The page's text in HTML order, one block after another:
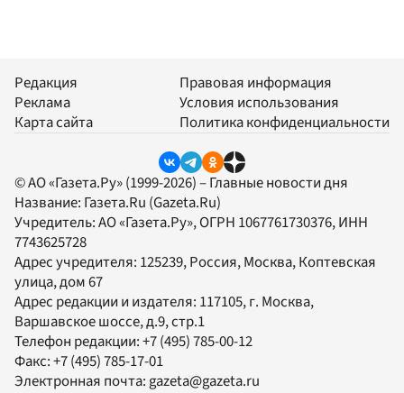
Редакция
Реклама
Карта сайта
Правовая информация
Условия использования
Политика конфиденциальности
© АО «Газета.Ру» (1999-2026) – Главные новости дня
Название: Газета.Ru (Gazeta.Ru)
Учредитель:АО «Газета.Ру», ОГРН 1067761730376, ИНН
7743625728
Адрес учредителя: 125239, Россия, Москва, Коптевская
улица, дом 67
Адрес редакции и издателя: 117105, г. Москва,
Варшавское шоссе, д.9, стр.1
Телефон редакции:+7 (495) 785-00-12
Факс:+7 (495) 785-17-01
Электронная почта: gazeta@gazeta.ru